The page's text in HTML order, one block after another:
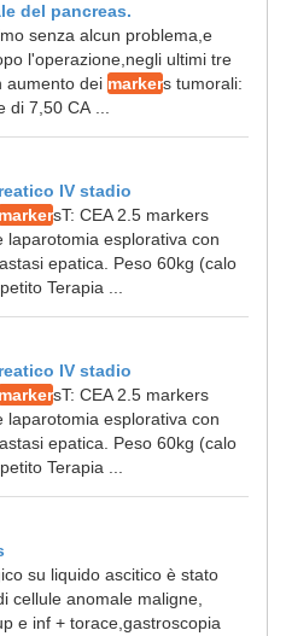
del pancreas.
senza alcun problema,e
l'operazione,negli ultimi tre
aumento dei markers tumorali:
7,50 CA ...
IV stadio
markersT: CEA 2.5 markers
esplorativa con
epatica. Peso 60kg (calo
Terapia ...
IV stadio
markersT: CEA 2.5 markers
esplorativa con
epatica. Peso 60kg (calo
Terapia ...
su liquido ascitico è stato
cellule anomale maligne,
e inf + torace,gastroscopia